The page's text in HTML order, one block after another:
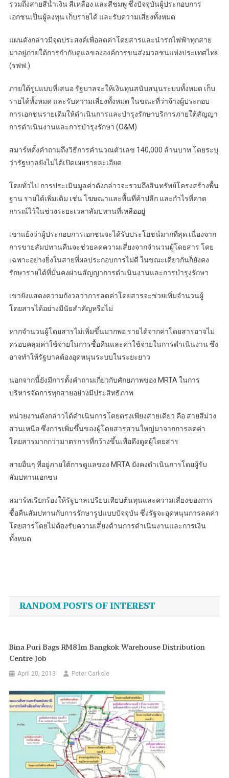
รวมถึงสายสีน้ำเงิน สีเหลือง และสีชมพู ซึ่งปัจจุบันผู้ประกอบการ
เอกชนเป็นผู้ลงทุน เก็บรายได้ และรับความเสี่ยงทั้งหมด
แผนดังกล่าวมีจุดประสงค์เพื่อลดค่าโดยสารและนำรถไฟฟ้าทุกสาย
มาอยู่ภายใต้การกำกับดูแลขององค์การขนส่งมวลชนแห่งประเทศไทย
(รฟฟ.)
ภายใต้รูปแบบที่เสนอ รัฐบาลจะให้เงินทุนสนับสนุนระบบทั้งหมด เก็บ
รายได้ทั้งหมด และรับความเสี่ยงทั้งหมด ในขณะที่ว่าจ้างผู้ประกอบ
การเอกชนรายเดิมให้ดำเนินการและบำรุงรักษาบริการภายใต้สัญญา
การดำเนินงานและการบำรุงรักษา (O&M)
สมาร์ทตั้งคำถามถึงวิธีการคำนวณตัวเลข 140,000 ล้านบาท โดยระบุ
ว่ารัฐบาลยังไม่ได้เปิดเผยรายละเอียด
โดยทั่วไป การประเมินมูลค่าดังกล่าวจะรวมถึงสินทรัพย์โครงสร้างพื้น
ฐาน รายได้เพิ่มเติม เช่น โฆษณาและพื้นที่ค้าปลีก และกำไรที่คาด
การณ์ไว้ในช่วงระยะเวลาสัมปทานที่เหลืออยู่
เขาแย้งว่าผู้ประกอบการเอกชนจะได้รับประโยชน์มากที่สุด เนื่องจาก
การขายสัมปทานคืนจะช่วยลดความเสี่ยงจากจำนวนผู้โดยสาร โดย
เฉพาะอย่างยิ่งในสายที่ผลประกอบการไม่ดี ในขณะเดียวกันก็ยังคง
รักษารายได้ที่มั่นคงผ่านสัญญาการดำเนินงานและการบำรุงรักษา
เขายังแสดงความกังวลว่าการลดค่าโดยสารจะช่วยเพิ่มจำนวนผู้
โดยสารได้อย่างมีนัยสำคัญหรือไม่
หากจำนวนผู้โดยสารไม่เพิ่มขึ้นมากพอ รายได้จากค่าโดยสารอาจไม่
ครอบคลุมค่าใช้จ่ายในการซื้อคืนและค่าใช้จ่ายในการดำเนินงาน ซึ่ง
อาจทำให้รัฐบาลต้องอุดหนุนระบบในระยะยาว
นอกจากนี้ยังมีการตั้งคำถามเกี่ยวกับศักยภาพของ MRTA ในการ
บริหารจัดการทุกสายอย่างมีประสิทธิภาพ
หน่วยงานดังกล่าวได้ดำเนินการโดยตรงเพียงสายเดียว คือ สายสีม่วง
ส่วนเหนือ ซึ่งการเพิ่มขึ้นของผู้โดยสารส่วนใหญ่มาจากการลดค่า
โดยสารมากกว่ามาตรการที่กว้างขึ้นเพื่อดึงดูดผู้โดยสาร
สายอื่นๆ ที่อยู่ภายใต้การดูแลของ MRTA ยังคงดำเนินการโดยผู้รับ
สัมปทานเอกชน
สมาร์ทเรียกร้องให้รัฐบาลเปรียบเทียบต้นทุนและความเสี่ยงของการ
ซื้อคืนสัมปทานกับการรักษารูปแบบปัจจุบัน ซึ่งรัฐจะอุดหนุนการลดค่า
โดยสารโดยไม่ต้องรับความเสี่ยงด้านการดำเนินงานและการเงิน
ทั้งหมด
navigation
RANDOM POSTS OF INTEREST
Bina Puri Bags RM81m Bangkok Warehouse Distribution
Centre Job
April 20, 2013 Peter Carlisle